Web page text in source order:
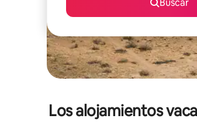
Buscar
Los alojamientos